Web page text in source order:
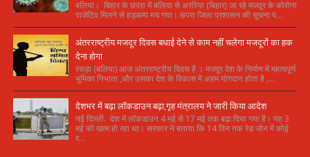
बलिया। बिहार के छपरा में बलिया से अररिया (बिहार) जा रहे मजदूर के कोरोना
पाजेटिव मिलने से हड़कम्प मच गया। छपरा जिला प्रशासन की सूचना प...
अंतरराष्ट्रीय मजदूर दिवस बधाई देने से काम नहीं चलेगा मजदूरों का हक
देना होगा
रसड़ा (बलिया) आज अंतरराष्ट्रीय दिवस है । मजदूर देश के निर्माण में महत्वपूर्ण
भूमिका निभाता ,और उसका देश के विकास में अहम योगदान होता है ,...
देशभर में बढ़ा लॉकडाउन बढ़ा,गृह मंत्रालय ने जारी किया आदेश
नई दिल्ली. देश में लॉकडाउन 4 मई से 17 मई तक बढ़ा दिया गया है। यह 3
मई को खत्म हो रहा था। सरकार ने बताया कि 14 दिन तक रेड जोन में कोई
र...